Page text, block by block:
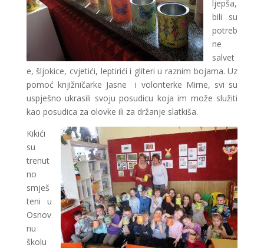
ljepša,
bili su
potreb
ne
salvet
e, šljokice, cvjetići, leptirići i gliteri u raznim bojama. Uz
pomoć knjižničarke Jasne i volonterke Mirne, svi su
uspješno ukrasili svoju posudicu koja im može služiti
kao posudica za olovke ili za držanje slatkiša.
Kikići
su
trenut
no
smješ
teni u
Osnov
nu
školu